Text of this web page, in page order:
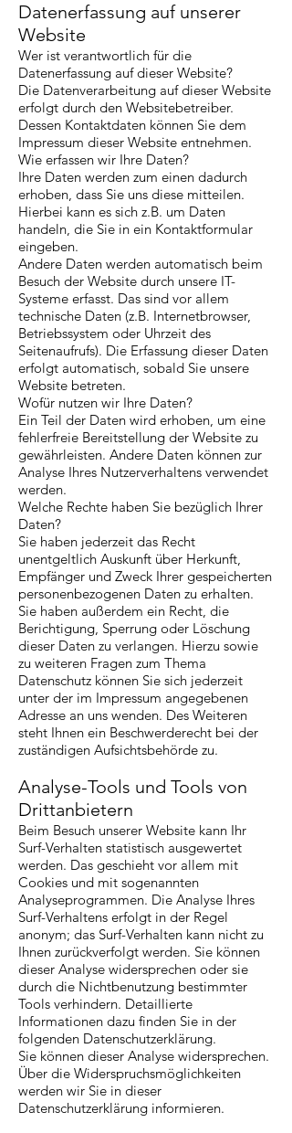
Datenerfassung auf unserer
Website
Wer ist verantwortlich für die
Datenerfassung auf dieser Website?
Die Datenverarbeitung auf dieser Website
erfolgt durch den Websitebetreiber.
Dessen Kontaktdaten können Sie dem
Impressum dieser Website entnehmen.
Wie erfassen wir Ihre Daten?
Ihre Daten werden zum einen dadurch
erhoben, dass Sie uns diese mitteilen.
Hierbei kann es sich z.B. um Daten
handeln, die Sie in ein Kontaktformular
eingeben.
Andere Daten werden automatisch beim
Besuch der Website durch unsere IT-
Systeme erfasst. Das sind vor allem
technische Daten (z.B. Internetbrowser,
Betriebssystem oder Uhrzeit des
Seitenaufrufs). Die Erfassung dieser Daten
erfolgt automatisch, sobald Sie unsere
Website betreten.
Wofür nutzen wir Ihre Daten?
Ein Teil der Daten wird erhoben, um eine
fehlerfreie Bereitstellung der Website zu
gewährleisten. Andere Daten können zur
Analyse Ihres Nutzerverhaltens verwendet
werden.
Welche Rechte haben Sie bezüglich Ihrer
Daten?
Sie haben jederzeit das Recht
unentgeltlich Auskunft über Herkunft,
Empfänger und Zweck Ihrer gespeicherten
personenbezogenen Daten zu erhalten.
Sie haben außerdem ein Recht, die
Berichtigung, Sperrung oder Löschung
dieser Daten zu verlangen. Hierzu sowie
zu weiteren Fragen zum Thema
Datenschutz können Sie sich jederzeit
unter der im Impressum angegebenen
Adresse an uns wenden. Des Weiteren
steht Ihnen ein Beschwerderecht bei der
zuständigen Aufsichtsbehörde zu.
Analyse-Tools und Tools von
Drittanbietern
Beim Besuch unserer Website kann Ihr
Surf-Verhalten statistisch ausgewertet
werden. Das geschieht vor allem mit
Cookies und mit sogenannten
Analyseprogrammen. Die Analyse Ihres
Surf-Verhaltens erfolgt in der Regel
anonym; das Surf-Verhalten kann nicht zu
Ihnen zurückverfolgt werden. Sie können
dieser Analyse widersprechen oder sie
durch die Nichtbenutzung bestimmter
Tools verhindern. Detaillierte
Informationen dazu finden Sie in der
folgenden Datenschutzerklärung.
Sie können dieser Analyse widersprechen.
Über die Widerspruchsmöglichkeiten
werden wir Sie in dieser
Datenschutzerklärung informieren.